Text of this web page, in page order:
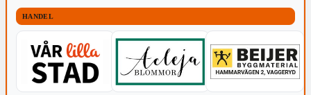
HANDEL